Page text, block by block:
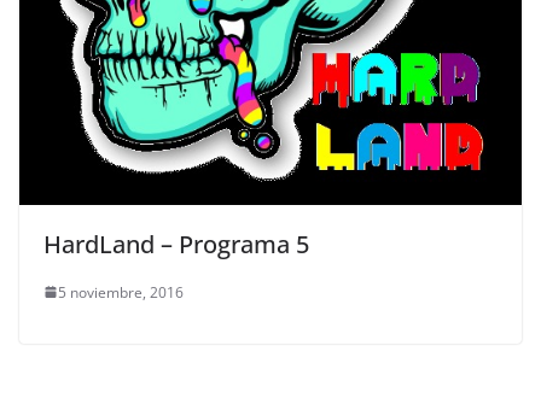
HardLand – Programa 5
5 noviembre, 2016